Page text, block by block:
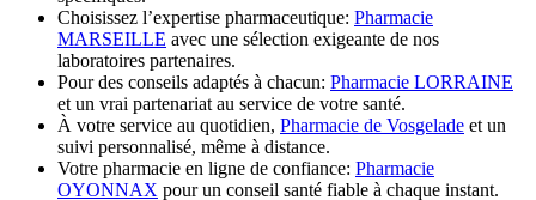
Choisissez l’expertise pharmaceutique: Pharmacie
MARSEILLE avec une sélection exigeante de nos
laboratoires partenaires.
Pour des conseils adaptés à chacun: Pharmacie LORRAINE
et un vrai partenariat au service de votre santé.
À votre service au quotidien, Pharmacie de Vosgelade et un
suivi personnalisé, même à distance.
Votre pharmacie en ligne de confiance: Pharmacie
OYONNAX pour un conseil santé fiable à chaque instant.